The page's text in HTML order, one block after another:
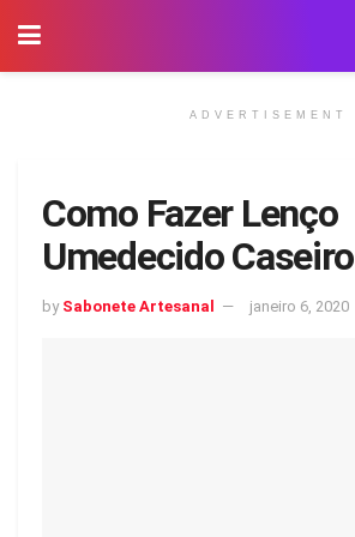
ADVERTISEMENT
Como Fazer Lenço
Umedecido Caseiro
by Sabonete Artesanal janeiro 6, 2020